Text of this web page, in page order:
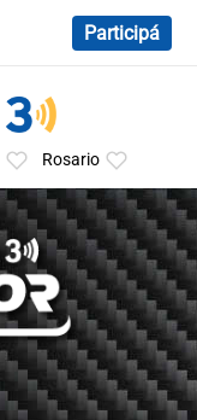
Participá
Rosario